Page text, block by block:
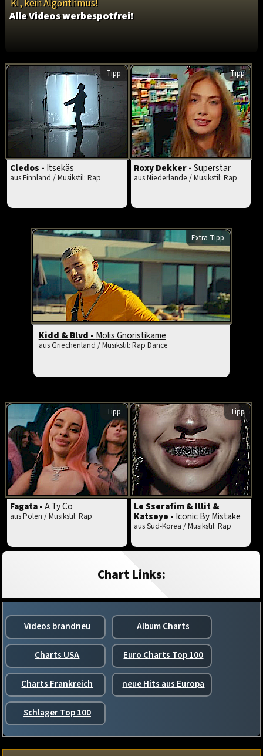
KI, kein Algorithmus!
Alle Videos werbespotfrei!
Tipp
Cledos - Itsekäs
aus Finnland / Musikstil: Rap
Tipp
Roxy Dekker -Superstar
aus Niederlande / Musikstil: Rap
Extra Tipp
Kidd & Blvd - Molis Gnoristikame
aus Griechenland / Musikstil: Rap Dance
Tipp
Fagata -A Ty Co
aus Polen / Musikstil: Rap
Tipp
Le Sserafim & Illit &
Katseye -Iconic By Mistake
aus Süd-Korea / Musikstil: Rap
Chart Links:
Videos brandneu Album Charts
Charts USA Euro Charts Top 100
Charts Frankreich neue Hits aus Europa
Schlager Top 100